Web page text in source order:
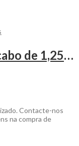
Auriculares Faraday com cabo de 1,25 m com ligação stereo para Personalizar
Contacte-nos
na compra de